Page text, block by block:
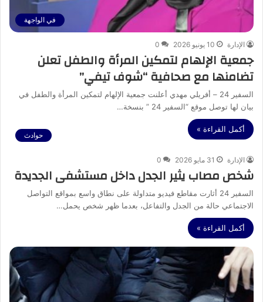
في الواجهة
الإدارة 10 يونيو 2026 0
جمعية الإلهام لتمكين المرأة والطفل تعلن
تضامنها مع صحافية “شوف تيفي”
السفير 24 – أفريلي مهدي أعلنت جمعية الإلهام لتمكين المرأة والطفل في
بيان لها توصل موقع “السفير 24 ” بنسخة…
أكمل القراءة »
حوادث
الإدارة 31 مايو 2026 0
شخص مصاب يثير الجدل داخل مستشفى الجديدة
السفير 24 أثارت مقاطع فيديو متداولة على نطاق واسع بمواقع التواصل
الاجتماعي حالة من الجدل والتفاعل، بعدما ظهر شخص يحمل…
أكمل القراءة »